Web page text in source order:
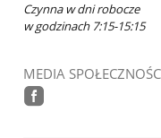
Czynna w dni robocze
w godzinach 7:15-15:15
MEDIA